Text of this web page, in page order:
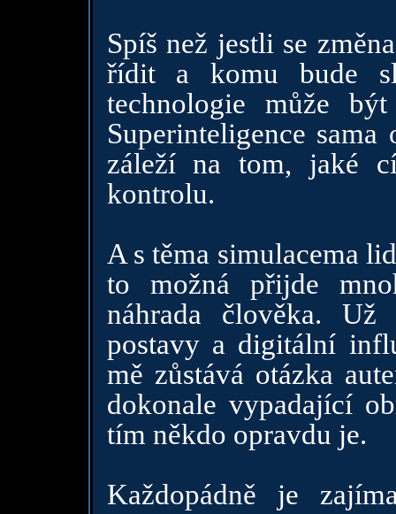
Spíš než jestli se
řídit a komu bude
technologie může
Superinteligence
záleží na tom, jaké
kontrolu.
A s těma simulacema
to možná přijde
náhrada člověka.
postavy a digitální
mě zůstává otázka
dokonale vypadající
tím někdo opravdu je.
Každopádně je